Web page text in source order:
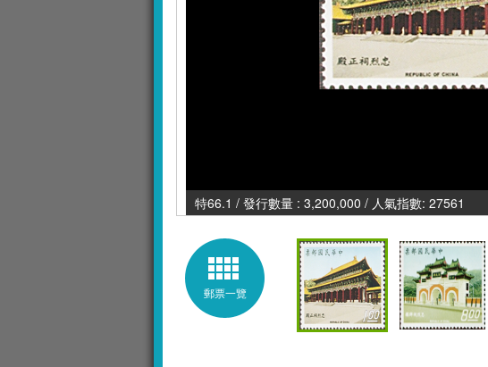
特66.1 / 發行數量 : 3,200,000 / 人氣指數: 27561
郵票一覽